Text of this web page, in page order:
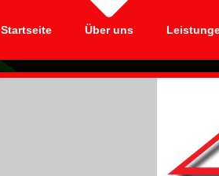
Startseite Über uns